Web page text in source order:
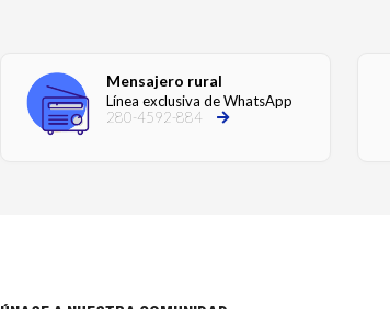
Mensajero rural
Línea exclusiva de WhatsApp
280-4592-884